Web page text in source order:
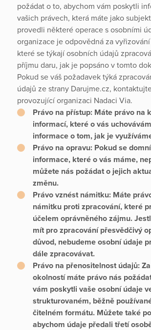
požádat o to, abychom vám poskytli
vašich právech, která máte jako
provedli některé operace s osobními
organizace je odpovědná za
které se týkají osobních údajů
příjmu daru, jak je popsáno v tomto
Pokud se váš požadavek týká
údajů ze strany Darujme.cz,
provozující organizaci Nadaci Via.
Právo na přístup: Máte právo na
informací, které o vás
informace o tom, jak je
Právo na opravu: Pokud se
informace, které o vás máme,
můžete nás požádat o jejich
změnu.
Právo vznést námitku: Máte
námitku proti zpracování, které
účelem oprávněného zájmu.
mít pro zpracování přesvědčivý
důvod, nebudeme osobní údaje
dále zpracovávat.
Právo na přenositelnost údajů:
okolností máte právo nás
vám poskytli vaše osobní údaje
strukturovaném, běžně
čitelném formátu. Můžete také
abychom údaje předali třetí